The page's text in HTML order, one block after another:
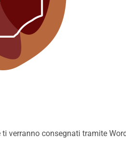
verranno consegnati tramite